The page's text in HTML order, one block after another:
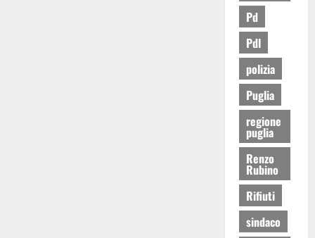
Pd
Pdl
polizia
Puglia
regione
puglia
Renzo
Rubino
Rifiuti
sindaco